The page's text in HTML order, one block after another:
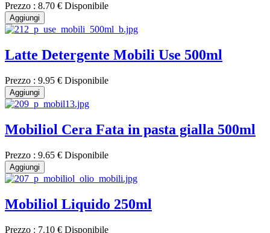
Prezzo : 8.70 € Disponibile
Aggiungi
Latte Detergente Mobili Use 500ml
Prezzo : 9.95 € Disponibile
Aggiungi
Mobiliol Cera Fata in pasta gialla 500ml
Prezzo : 9.65 € Disponibile
Aggiungi
Mobiliol Liquido 250ml
Prezzo : 7.10 € Disponibile